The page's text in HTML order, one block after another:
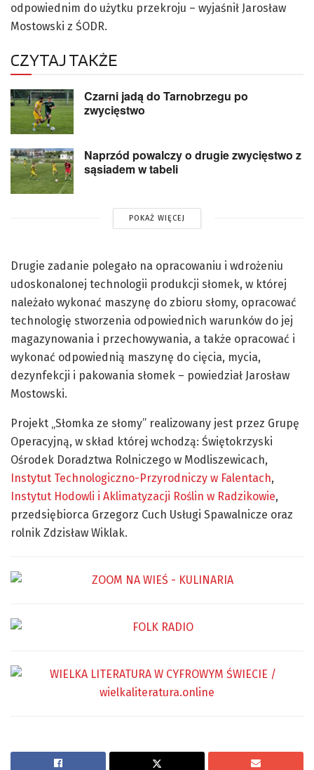
odpowiednim do użytku przekroju – wyjaśnił Jarosław
Mostowski z ŚODR.
CZYTAJ TAKŻE
Czarni jadą do Tarnobrzegu po
zwycięstwo
Naprzód powalczy o drugie zwycięstwo z
sąsiadem w tabeli
POKAŻ WIĘCEJ
Drugie zadanie polegało na opracowaniu i wdrożeniu
udoskonalonej technologii produkcji słomek, w której
należało wykonać maszynę do zbioru słomy, opracować
technologię stworzenia odpowiednich warunków do jej
magazynowania i przechowywania, a także opracować i
wykonać odpowiednią maszynę do cięcia, mycia,
dezynfekcji i pakowania słomek – powiedział Jarosław
Mostowski.
Projekt „Słomka ze słomy” realizowany jest przez Grupę
Operacyjną, w skład której wchodzą: Świętokrzyski
Ośrodek Doradztwa Rolniczego w Modliszewicach,
Instytut Technologiczno-Przyrodniczy w Falentach,
Instytut Hodowli i Aklimatyzacji Roślin w Radzikowie,
przedsiębiorca Grzegorz Cuch Usługi Spawalnicze oraz
rolnik Zdzisław Wiklak.